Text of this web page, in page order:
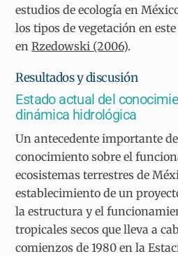
estudios de ecología en
los tipos de vegetación en
enRzedowski (2006).
Resultados y discusión
Estado actual del
dinámica hidrológica
Un antecedente importante
conocimiento sobre el
ecosistemas terrestres de
establecimiento de un
la estructura y el
tropicales secos que lleva a
comienzos de 1980 en la